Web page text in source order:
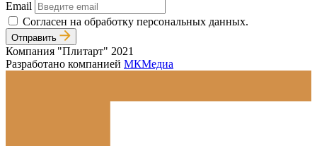
Email
Согласен на обработку персональных данных.
Отправить
Компания "Плитарт" 2021
Разработано компанией МКМедиа